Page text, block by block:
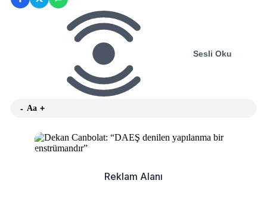
Sesli Oku
- Aa +
Reklam Alanı